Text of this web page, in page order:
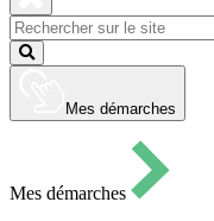
ouvrir
le
formulaire
Fermer
la
recherche
Lancer
la
Mes démarches
Mes démarches